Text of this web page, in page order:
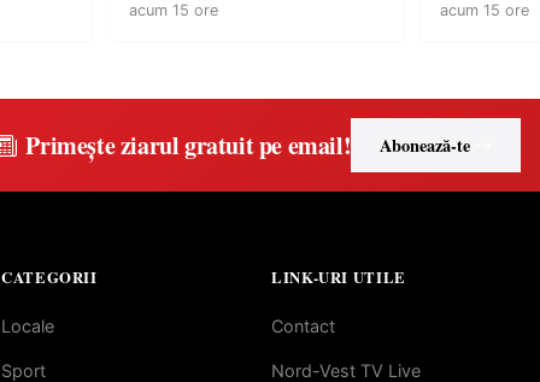
brand al Codrului”
acum 15 ore acum 15 ore
Primește ziarul gratuit pe email! Abonează-te
CATEGORII
Locale
Sport
LINK-URI UTILE
Contact
Nord-Vest TV Live